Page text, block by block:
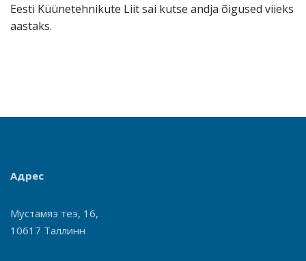
Eesti Küünetehnikute Liit sai kutse andja õigused viieks
aastaks.
Адрес
Мустамяэ теэ, 16,
10617 Таллинн